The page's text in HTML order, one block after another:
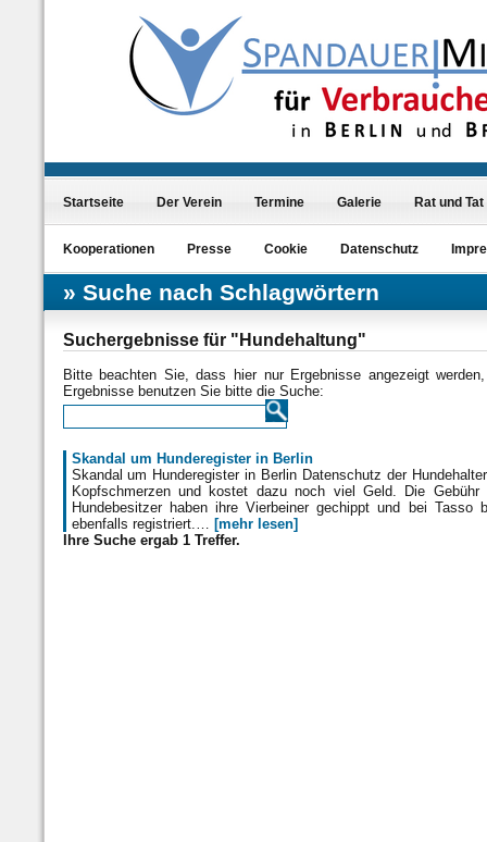
Startseite Der Verein Termine Galerie Rat und Tat
Kooperationen Presse Cookie Datenschutz
Suche nach Schlagwörtern
Suchergebnisse für "Hundehaltung"
Bitte beachten Sie, dass hier nur Ergebnisse angezeigt
Ergebnisse benutzen Sie bitte die Suche:
Skandal um Hunderegister in Berlin
Skandal um Hunderegister in Berlin Datenschutz der
Kopfschmerzen und kostet dazu noch viel Geld. Die
Hundebesitzer haben ihre Vierbeiner gechippt und bei
ebenfalls registriert.… [mehr lesen]
Ihre Suche ergab 1 Treffer.